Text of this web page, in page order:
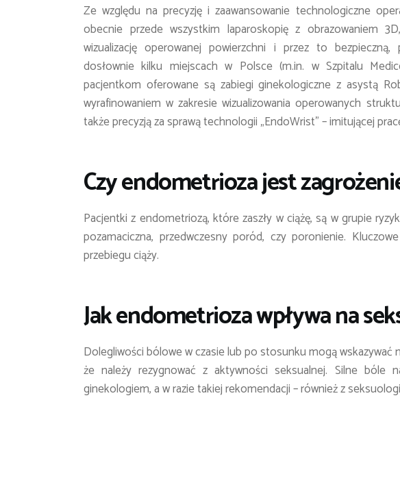
Ze względu na precyzję i zaawansowanie technologiczne
obecnie przede wszystkim laparoskopię z obrazowaniem
wizualizację operowanej powierzchni i przez to bezpieczną,
dosłownie kilku miejscach w Polsce (m.in. w Szpitalu
pacjentkom oferowane są zabiegi ginekologiczne z asystą
wyrafinowaniem w zakresie wizualizowania operowanych
także precyzją za sprawą technologii „EndoWrist” – imitującej
Czy endometrioza jest
Pacjentki z endometriozą, które zaszły w ciążę, są w grupie
pozamaciczna, przedwczesny poród, czy poronienie.
przebiegu ciąży.
Jak endometrioza wpływa na
Dolegliwości bólowe w czasie lub po stosunku mogą wskazywać
że należy rezygnować z aktywności seksualnej. Silne bóle
ginekologiem, a w razie takiej rekomendacji – również z